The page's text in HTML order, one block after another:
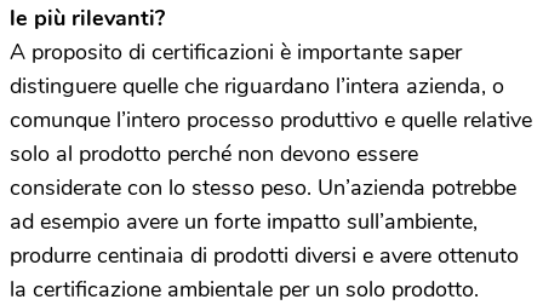
le più rilevanti?
A proposito di certificazioni è importante saper
distinguere quelle che riguardano l’intera azienda, o
comunque l’intero processo produttivo e quelle relative
solo al prodotto perché non devono essere
considerate con lo stesso peso. Un’azienda potrebbe
ad esempio avere un forte impatto sull’ambiente,
produrre centinaia di prodotti diversi e avere ottenuto
la certificazione ambientale per un solo prodotto.